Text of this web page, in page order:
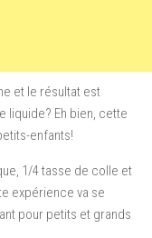
et le résultat est
liquide? Eh bien, cette
enfants!
1/4 tasse de colle et
expérience va se
pour petits et grands